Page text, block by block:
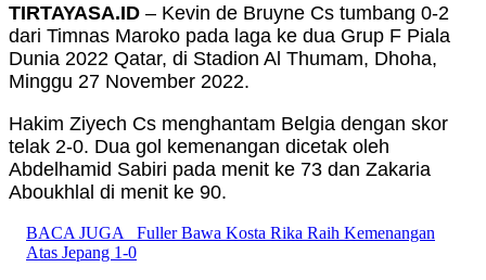
TIRTAYASA.ID – Kevin de Bruyne Cs tumbang 0-2
dari Timnas Maroko pada laga ke dua Grup F Piala
Dunia 2022 Qatar, di Stadion Al Thumam, Dhoha,
Minggu 27 November 2022.
Hakim Ziyech Cs menghantam Belgia dengan skor
telak 2-0. Dua gol kemenangan dicetak oleh
Abdelhamid Sabiri pada menit ke 73 dan Zakaria
Aboukhlal di menit ke 90.
BACA JUGA
Fuller Bawa Kosta Rika Raih Kemenangan
Atas Jepang 1-0